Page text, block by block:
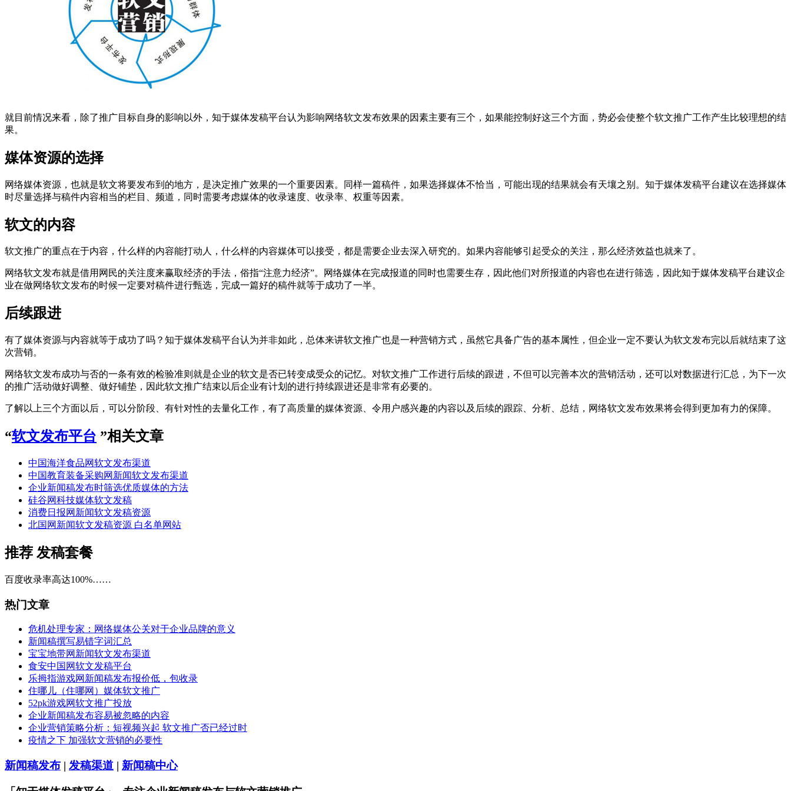
就目前情况来看，除了推广目标自身的影响以外，知于媒体发稿平台认为影响网络软文发布效果的因素主要有三个，如果能控制好这三个方面，势必会使整个软文推广工作产生比较理想的结
果。
媒体资源的选择
网络媒体资源，也就是软文将要发布到的地方，是决定推广效果的一个重要因素。同样一篇稿件，如果选择媒体不恰当，可能出现的结果就会有天壤之别。知于媒体发稿平台建议在选择媒体
时尽量选择与稿件内容相当的栏目、频道，同时需要考虑媒体的收录速度、收录率、权重等因素。
软文的内容
软文推广的重点在于内容，什么样的内容能打动人，什么样的内容媒体可以接受，都是需要企业去深入研究的。如果内容能够引起受众的关注，那么经济效益也就来了。
网络软文发布就是借用网民的关注度来赢取经济的手法，俗指“注意力经济”。网络媒体在完成报道的同时也需要生存，因此他们对所报道的内容也在进行筛选，因此知于媒体发稿平台建议企
业在做网络软文发布的时候一定要对稿件进行甄选，完成一篇好的稿件就等于成功了一半。
后续跟进
有了媒体资源与内容就等于成功了吗？知于媒体发稿平台认为并非如此，总体来讲软文推广也是一种营销方式，虽然它具备广告的基本属性，但企业一定不要认为软文发布完以后就结束了这
次营销。
网络软文发布成功与否的一条有效的检验准则就是企业的软文是否已转变成受众的记忆。对软文推广工作进行后续的跟进，不但可以完善本次的营销活动，还可以对数据进行汇总，为下一次
的推广活动做好调整、做好铺垫，因此软文推广结束以后企业有计划的进行持续跟进还是非常有必要的。
了解以上三个方面以后，可以分阶段、有针对性的去量化工作，有了高质量的媒体资源、令用户感兴趣的内容以及后续的跟踪、分析、总结，网络软文发布效果将会得到更加有力的保障。
“软文发布平台 ”相关文章
中国海洋食品网软文发布渠道
中国教育装备采购网新闻软文发布渠道
企业新闻稿发布时筛选优质媒体的方法
硅谷网科技媒体软文发稿
消费日报网新闻软文发稿资源
北国网新闻软文发稿资源 白名单网站
推荐 发稿套餐
百度收录率高达100%……
热门文章
危机处理专家：网络媒体公关对于企业品牌的意义
新闻稿撰写易错字词汇总
宝宝地带网新闻软文发布渠道
食安中国网软文发稿平台
乐拇指游戏网新闻稿发布报价低，包收录
住哪儿（住哪网）媒体软文推广
52pk游戏网软文推广投放
企业新闻稿发布容易被忽略的内容
企业营销策略分析：短视频兴起 软文推广否已经过时
疫情之下 加强软文营销的必要性
新闻稿发布 | 发稿渠道 | 新闻稿中心